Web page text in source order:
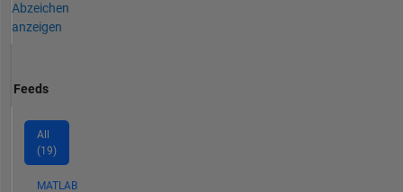
Abzeichen
anzeigen
Feeds
All
(19)
MATLAB